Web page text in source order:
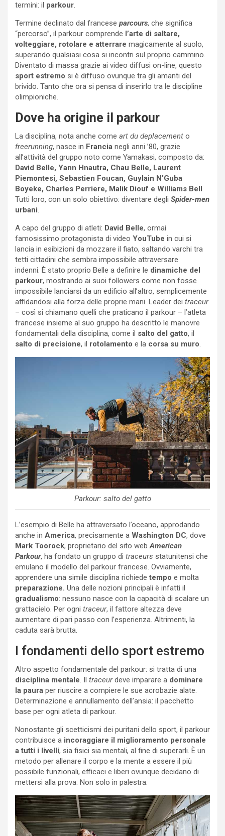
termini: il parkour.
Termine declinato dal francese parcours, che significa
“percorso”, il parkour comprende l’arte di saltare,
volteggiare, rotolare e atterrare magicamente al suolo,
superando qualsiasi cosa si incontri sul proprio cammino.
Diventato di massa grazie ai video diffusi on-line, questo
sport estremo si è diffuso ovunque tra gli amanti del
brivido. Tanto che ora si pensa di inserirlo tra le discipline
olimpioniche.
Dove ha origine il parkour
La disciplina, nota anche come art du deplacement o
freerunning, nasce in Francia negli anni ’80, grazie
all’attività del gruppo noto come Yamakasi, composto da:
David Belle, Yann Hnautra, Chau Belle, Laurent
Piemontesi, Sebastien Foucan, Guylain N’Guba
Boyeke, Charles Perriere, Malik Diouf e Williams Bell .
Tutti loro, con un solo obiettivo: diventare degli Spider-men
urbani.
A capo del gruppo di atleti: David Belle, ormai
famosissimo protagonista di video YouTube in cui si
lancia in esibizioni da mozzare il fiato, saltando varchi tra
tetti cittadini che sembra impossibile attraversare
indenni. È stato proprio Belle a definire le dinamiche del
parkour, mostrando ai suoi followers come non fosse
impossibile lanciarsi da un edificio all’altro, semplicemente
affidandosi alla forza delle proprie mani. Leader dei traceur
– così si chiamano quelli che praticano il parkour – l’atleta
francese insieme al suo gruppo ha descritto le manovre
fondamentali della disciplina, come il salto del gatto, il
salto di precisione, il rotolamento e la corsa su muro.
Parkour: salto del gatto
L’esempio di Belle ha attraversato l’oceano, approdando
anche in America, precisamente a Washington DC, dove
Mark Toorock, proprietario del sito webAmerican
Parkour, ha fondato un gruppo di traceurs statunitensi che
emulano il modello del parkour francese. Ovviamente,
apprendere una simile disciplina richiedetempo e molta
preparazione. Una delle nozioni principali è infatti il
gradualismo: nessuno nasce con la capacità di scalare un
grattacielo. Per ogni traceur, il fattore altezza deve
aumentare di pari passo con l’esperienza. Altrimenti, la
caduta sarà brutta.
I fondamenti dello sport estremo
Altro aspetto fondamentale del parkour: si tratta di una
disciplina mentale. Il traceurdeve imparare a dominare
la paura per riuscire a compiere le sue acrobazie alate.
Determinazione e annullamento dell’ansia: il pacchetto
base per ogni atleta di parkour.
Nonostante gli scetticismi dei puritani dello sport, il parkour
contribuisce a incoraggiare il miglioramento personale
a tutti i livelli, sia fisici sia mentali, al fine di superarli. È un
metodo per allenare il corpo e la mente a essere il più
possibile funzionali, efficaci e liberi ovunque decidano di
mettersi alla prova. Non solo in palestra.